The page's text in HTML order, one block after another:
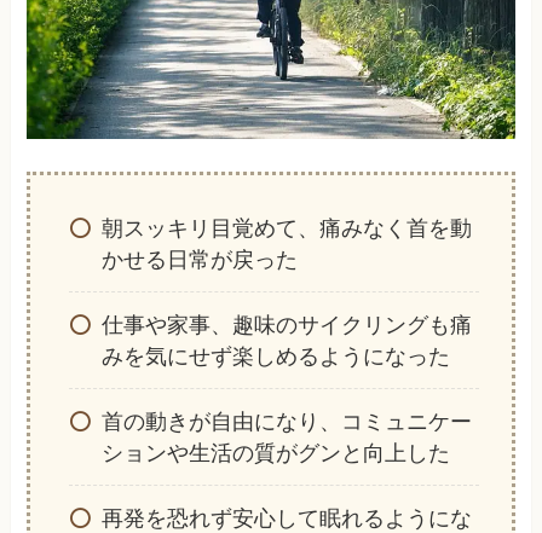
朝スッキリ目覚めて、痛みなく首を動
かせる日常が戻った
仕事や家事、趣味のサイクリングも痛
みを気にせず楽しめるようになった
首の動きが自由になり、コミュニケー
ションや生活の質がグンと向上した
再発を恐れず安心して眠れるようにな